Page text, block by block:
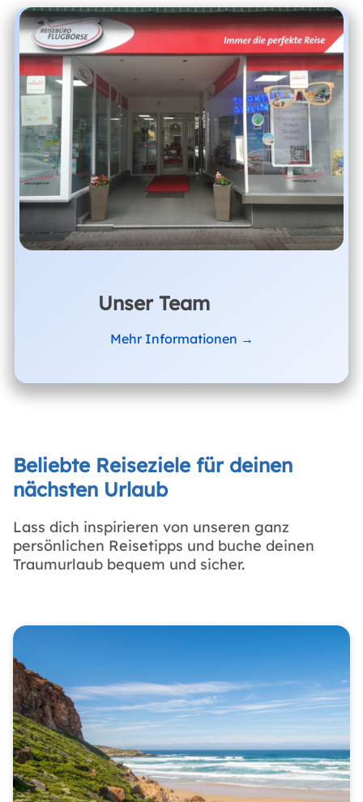
Unser Team
Mehr Informationen →
Beliebte Reiseziele für deinen
nächsten Urlaub
Lass dich inspirieren von unseren ganz
persönlichen Reisetipps und buche deinen
Traumurlaub bequem und sicher.